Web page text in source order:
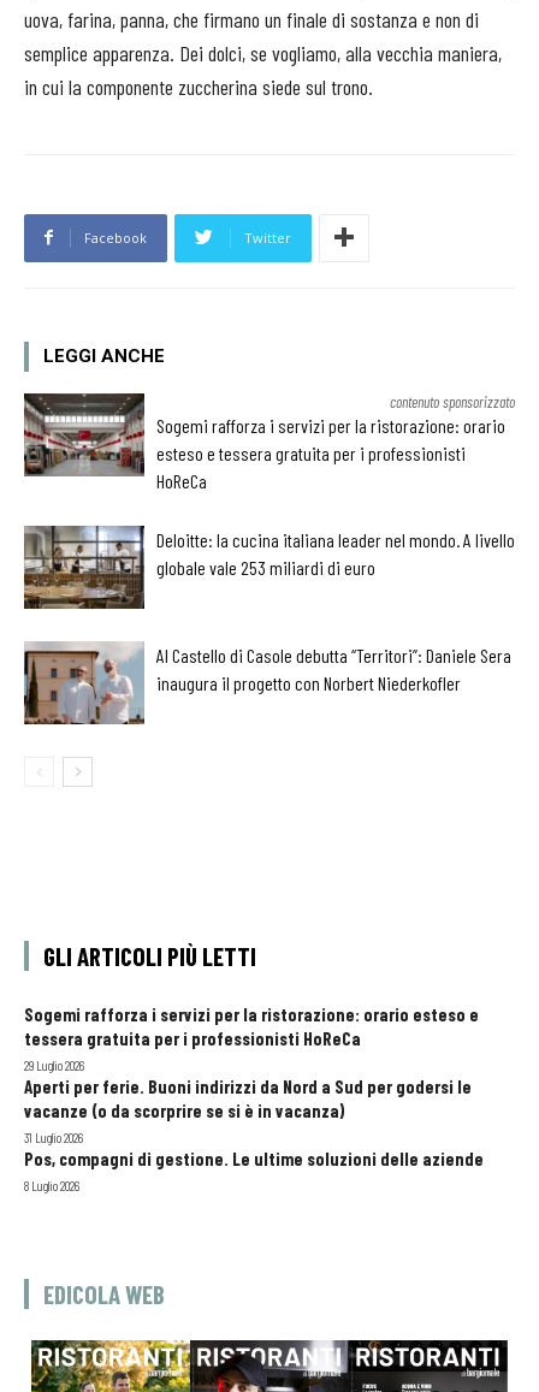
uova, farina, panna, che firmano un finale di sostanza e non di
semplice apparenza. Dei dolci, se vogliamo, alla vecchia maniera,
in cui la componente zuccherina siede sul trono.
Facebook Twitter
LEGGI ANCHE
contenuto sponsorizzato
Sogemi rafforza i servizi per la ristorazione: orario
esteso e tessera gratuita per i professionisti
HoReCa
Deloitte: la cucina italiana leader nel mondo. A livello
globale vale 253 miliardi di euro
Al Castello di Casole debutta “Territori”: Daniele Sera
inaugura il progetto con Norbert Niederkofler
GLI ARTICOLI PIÙ LETTI
Sogemi rafforza i servizi per la ristorazione: orario esteso e
tessera gratuita per i professionisti HoReCa
29 Luglio 2026
Aperti per ferie. Buoni indirizzi da Nord a Sud per godersi le
vacanze (o da scorprire se si è in vacanza)
31 Luglio 2026
Pos, compagni di gestione. Le ultime soluzioni delle aziende
8 Luglio 2026
EDICOLA WEB